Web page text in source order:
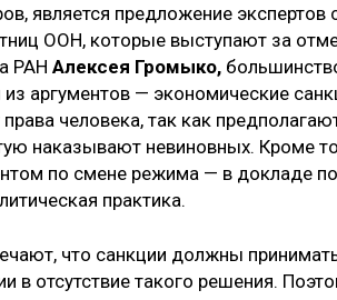
является предложение экспертов
ООН, которые выступают за
РАН Алексея Громыко,
аргументов — экономические
человека, так как
наказывают невиновных. Кроме
по смене режима — в докладе
практика.
что санкции должны
в отсутствие такого решения.